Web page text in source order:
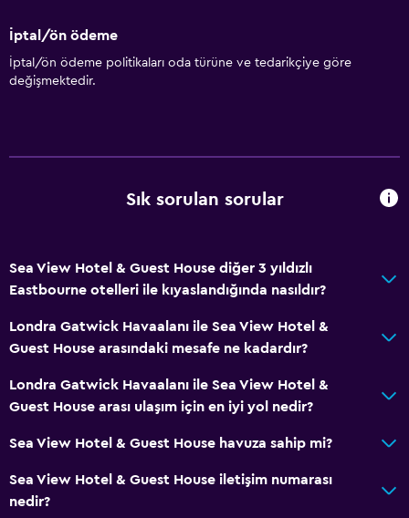
İptal/ön ödeme
İptal/ön ödeme politikaları oda türüne ve tedarikçiye göre
değişmektedir.
Sık sorulan sorular
Sea View Hotel & Guest House diğer 3 yıldızlı
Eastbourne otelleri ile kıyaslandığında nasıldır?
Londra Gatwick Havaalanı ile Sea View Hotel &
Guest House arasındaki mesafe ne kadardır?
Londra Gatwick Havaalanı ile Sea View Hotel &
Guest House arası ulaşım için en iyi yol nedir?
Sea View Hotel & Guest House havuza sahip mi?
Sea View Hotel & Guest House iletişim numarası
nedir?